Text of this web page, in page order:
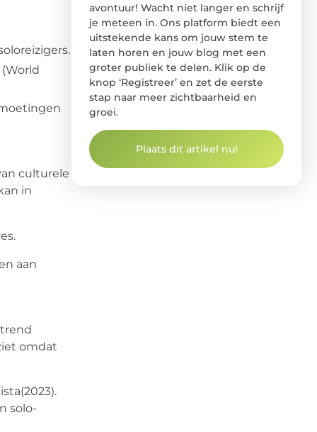
culturele
in
aan
omdat
solo-
avontuur! Wacht niet langer en schrijf
je meteen in. Ons platform biedt een
uitstekende kans om jouw stem te
laten horen en jouw blog met een
groter publiek te delen. Klik op de
knop ‘Registreer’ en zet de eerste
stap naar meer zichtbaarheid en
groei.
Plaats dit artikel nu!